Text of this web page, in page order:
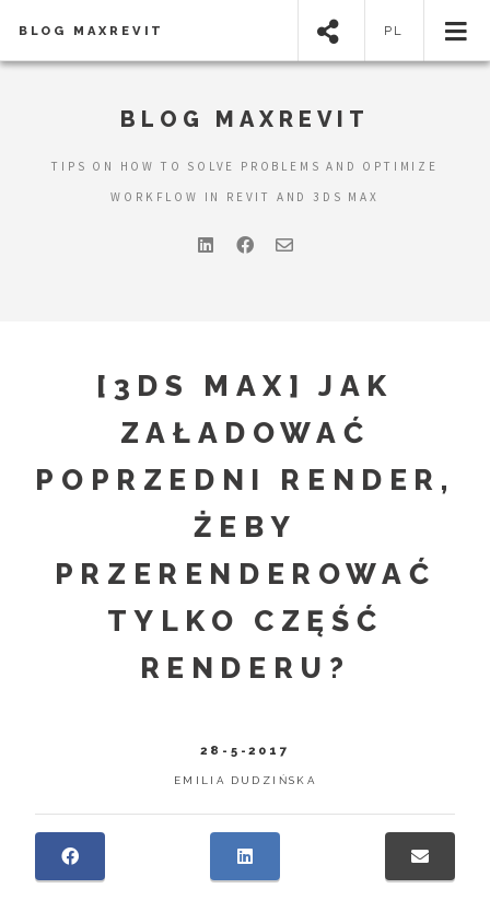
BLOG MAXREVIT PL
BLOG MAXREVIT
TIPS ON HOW TO SOLVE PROBLEMS AND OPTIMIZE
WORKFLOW IN REVIT AND 3DS MAX
[3DS MAX] JAK
ZAŁADOWAĆ
POPRZEDNI RENDER,
ŻEBY
PRZERENDEROWAĆ
TYLKO CZĘŚĆ
RENDERU?
28-5-2017
EMILIA DUDZIŃSKA